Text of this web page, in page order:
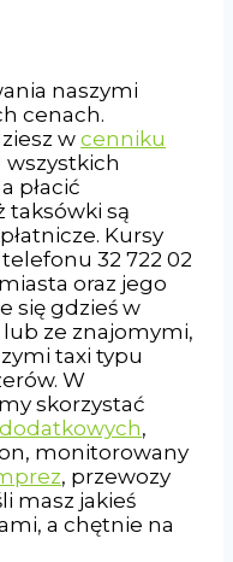
naszymi
cenach.
w cenniku
płacić
taksówki są
Kursy
telefonu 32 722 02
oraz jego
się gdzieś w
ze znajomymi,
taxi typu
W
skorzystać
,
monitorowany
, przewozy
masz jakieś
a chętnie na